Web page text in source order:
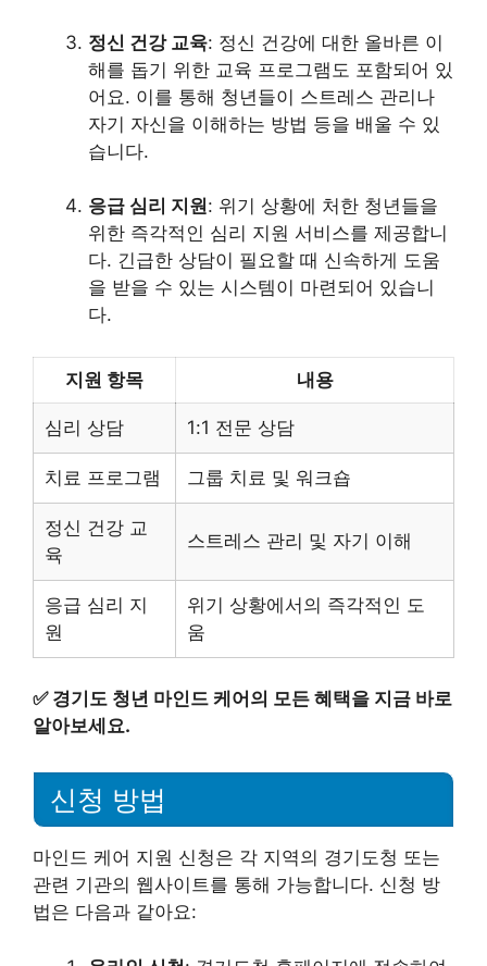
정신 건강 교육: 정신 건강에 대한 올바른 이
해를 돕기 위한 교육 프로그램도 포함되어 있
어요. 이를 통해 청년들이 스트레스 관리나
자기 자신을 이해하는 방법 등을 배울 수 있
습니다.
응급 심리 지원: 위기 상황에 처한 청년들을
위한 즉각적인 심리 지원 서비스를 제공합니
다. 긴급한 상담이 필요할 때 신속하게 도움
을 받을 수 있는 시스템이 마련되어 있습니
다.
지원 항목 내용
심리 상담 1:1 전문 상담
치료 프로그램 그룹 치료 및 워크숍
정신 건강 교
육
스트레스 관리 및 자기 이해
응급 심리 지
원
위기 상황에서의 즉각적인 도
움
✅ 경기도 청년 마인드 케어의 모든 혜택을 지금 바로
알아보세요.
신청 방법
마인드 케어 지원 신청은 각 지역의 경기도청 또는
관련 기관의 웹사이트를 통해 가능합니다. 신청 방
법은 다음과 같아요: